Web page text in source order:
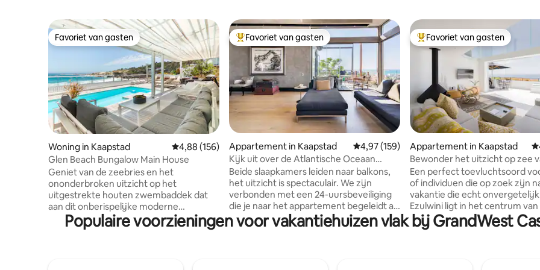
Favoriet van gasten
Favoriet van gasten
Woning in Kaapstad Gemiddelde beoordeling van 4,88 uit 5, 156 recensies
4,88 (156)
Glen Beach Bungalow Main House
Geniet van de zeebries en het
ononderbroken uitzicht op het
uitgestrekte houten zwembaddek dat
aan dit onberispelijke moderne
strandhuis is bevestigd. Ontspan op de
ligstoelen met het geluid van de golven.
Topfavoriet van gasten
Favoriet van gasten
Appartement in Kaapstad Gemiddelde beoordeling van 4,97 uit 5, 159
4,97 (159)
Kijk uit over de Atlantische Oceaan
vanuit een glazen toevluchtsoord
Beide slaapkamers leiden naar balkons,
het uitzicht is spectaculair. We zijn
verbonden met een 24-uursbeveiliging
die je naar het appartement begeleidt als
je laat of alleen thuiskomt. Het hele
appartement is beschikbaar. Open
Topfavoriet van gasten
Favoriet van gasten
Appartement in Kaapstad
Bewonder het uitzicht op zee
prachtig appartement bij
Een perfect toevluchtsoord
of individuen die op zoek zijn
vakantie die echt
Ezulwini ligt in het centrum
een exclusief gebied op 5
de stad en de V & A
Populaire voorzieningen voor vakantiehuizen vlak bij GrandWest